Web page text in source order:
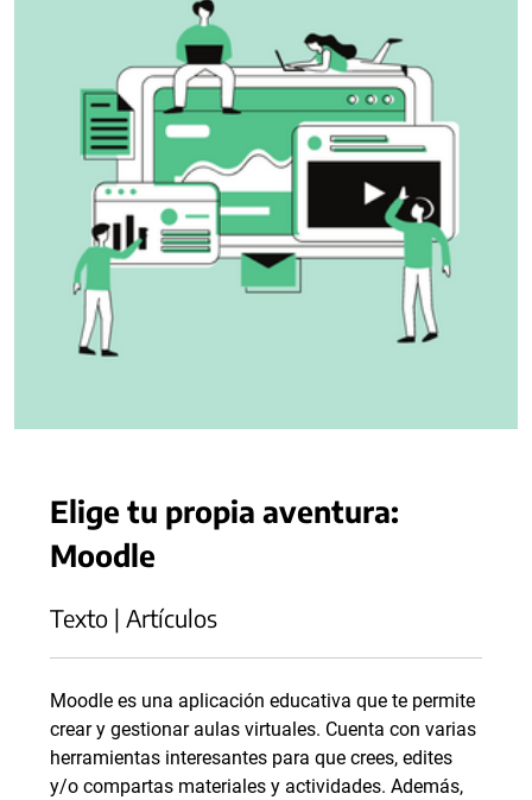
Elige tu propia aventura:
Moodle
Texto | Artículos
Moodle es una aplicación educativa que te permite
crear y gestionar aulas virtuales. Cuenta con varias
herramientas interesantes para que crees, edites
y/o compartas materiales y actividades. Además,